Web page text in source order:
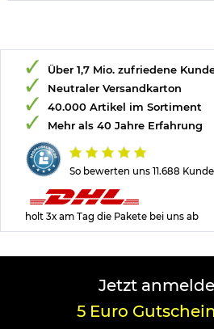
So bewerten uns 11.688
Über 1,7 Mio. zufriedene
Neutraler Versandkarton
40.000 Artikel im Sortiment
Mehr als 40 Jahre Erfahrung
holt 3x am Tag die Pakete bei uns ab
Jetzt
5 Euro Gutschein